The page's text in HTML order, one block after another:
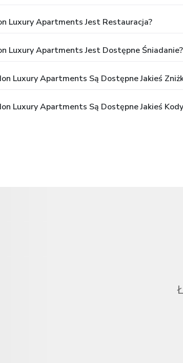
Luxury Apartments Jest Restauracja?
Luxury Apartments Jest Dostępne Śniadanie?
Luxury Apartments Są Dostępne Jakieś
Luxury Apartments Są Dostępne Jakieś